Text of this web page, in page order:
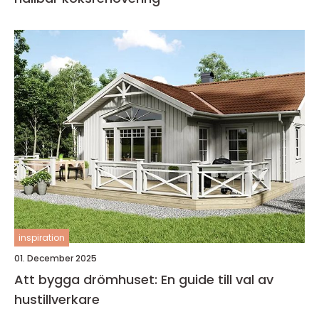
inspiration
01. December 2025
Att bygga drömhuset: En guide till val av
hustillverkare